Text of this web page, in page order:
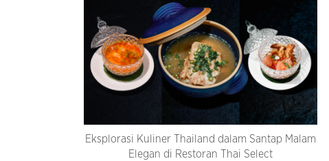
Eksplorasi Kuliner Thailand dalam Santap Malam
Elegan di Restoran Thai Select